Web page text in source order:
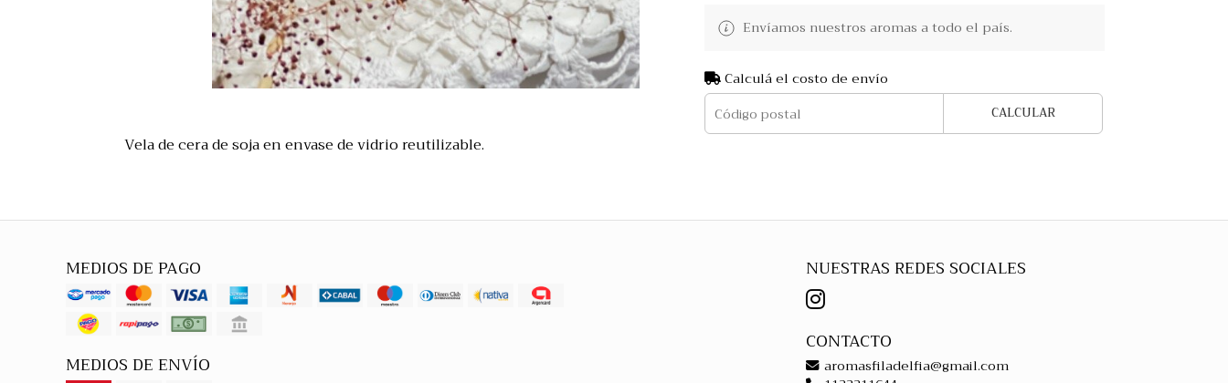
Vela de cera de soja en envase de vidrio reutilizable.
Envíamos nuestros aromas a todo el país.
Calculá el costo de envío
CALCULAR
MEDIOS DE PAGO
MEDIOS DE ENVÍO
NUESTRAS REDES SOCIALES
CONTACTO
aromasfiladelfia@gmail.com